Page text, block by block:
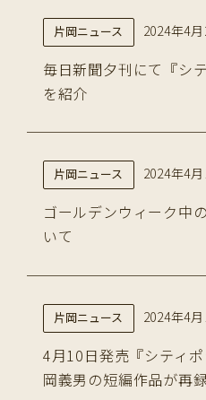
片岡ニュース 2024年4
毎日新聞夕刊にて『シ
を紹介
片岡ニュース 2024年4
ゴールデンウィーク中
いて
片岡ニュース 2024年4
4月10日発売『シティ
岡義男の短編作品が再